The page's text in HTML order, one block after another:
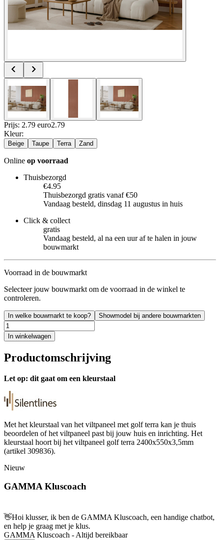
Prijs: 2.79 euro2.79
Kleur:
Beige Taupe Terra Zand
Online op voorraad
Thuisbezorgd
€4.95
Thuisbezorgd gratis vanaf €50
Vandaag besteld, dinsdag 11 augustus in huis
Click & collect
gratis
Vandaag besteld, al na een uur af te halen in jouw
bouwmarkt
Voorraad in de bouwmarkt
Selecteer jouw bouwmarkt om de voorraad in de winkel te
controleren.
In welke bouwmarkt te koop? Showmodel bij andere bouwmarkten
In winkelwagen
Productomschrijving
Let op: dit gaat om een kleurstaal
Met het kleurstaal van het viltpaneel met golf terra kan je thuis
beoordelen of het viltpaneel past bij jouw huis en inrichting. Het
kleurstaal hoort bij het viltpaneel golf terra 2400x550x3,5mm
(artikel 309836).
Nieuw
GAMMA Kluscoach
👋Hoi klusser, ik ben de GAMMA Kluscoach, een handige chatbot,
en help je graag met je klus.
GAMMA Kluscoach - Altijd bereikbaar